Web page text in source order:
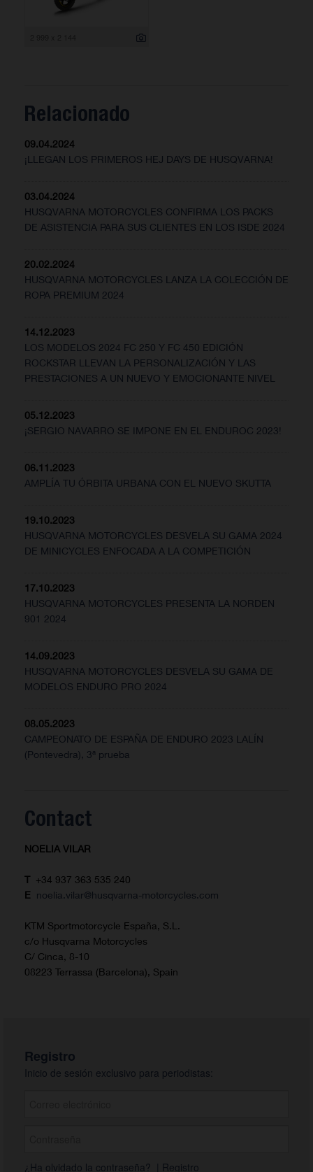
Relacionado
09.04.2024
¡LLEGAN LOS PRIMEROS HEJ DAYS DE HUSQVARNA!
03.04.2024
HUSQVARNA MOTORCYCLES CONFIRMA LOS PACKS
DE ASISTENCIA PARA SUS CLIENTES EN LOS ISDE 2024
20.02.2024
HUSQVARNA MOTORCYCLES LANZA LA COLECCIÓN DE
ROPA PREMIUM 2024
14.12.2023
LOS MODELOS 2024 FC 250 Y FC 450 EDICIÓN
ROCKSTAR LLEVAN LA PERSONALIZACIÓN Y LAS
PRESTACIONES A UN NUEVO Y EMOCIONANTE NIVEL
05.12.2023
¡SERGIO NAVARRO SE IMPONE EN EL ENDUROC 2023!
06.11.2023
AMPLÍA TU ÓRBITA URBANA CON EL NUEVO SKUTTA
19.10.2023
HUSQVARNA MOTORCYCLES DESVELA SU GAMA 2024
DE MINICYCLES ENFOCADA A LA COMPETICIÓN
17.10.2023
HUSQVARNA MOTORCYCLES PRESENTA LA NORDEN
901 2024
14.09.2023
HUSQVARNA MOTORCYCLES DESVELA SU GAMA DE
MODELOS ENDURO PRO 2024
08.05.2023
CAMPEONATO DE ESPAÑA DE ENDURO 2023 LALÍN
(Pontevedra), 3ª prueba
Contact
NOELIA VILAR
T +34 937 363 535 240
E noelia.vilar@husqvarna-motorcycles.com
KTM Sportmotorcycle España, S.L.
c/o Husqvarna Motorcycles
C/ Cinca, 8-10
08223 Terrassa (Barcelona), Spain
Registro
Inicio de sesión exclusivo para periodistas:
¿Ha olvidado la contraseña? Registro